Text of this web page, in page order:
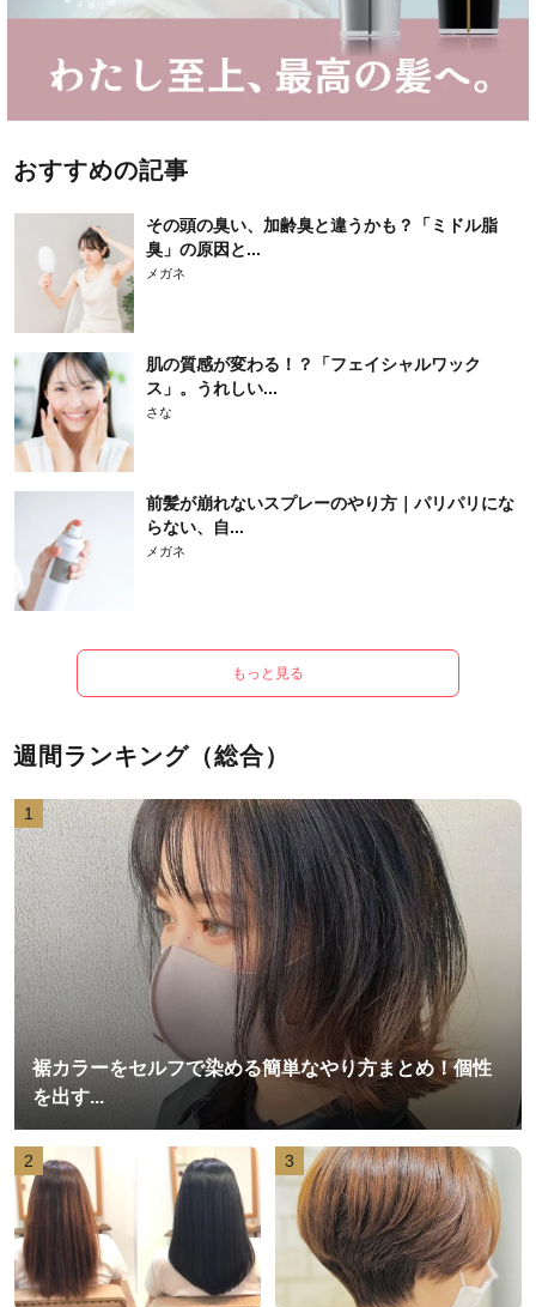
おすすめの記事
その頭の臭い、加齢臭と違うかも？「ミドル脂
臭」の原因と...
メガネ
肌の質感が変わる！？「フェイシャルワック
ス」。うれしい...
さな
前髪が崩れないスプレーのやり方｜パリパリにな
らない、自...
メガネ
もっと見る
週間ランキング（総合）
1
裾カラーをセルフで染める簡単なやり方まとめ！個性
を出す...
2 3